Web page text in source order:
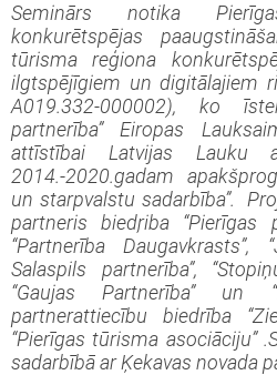
Seminārs notika
konkurētspējas
tūrisma reģiona
ilgtspējīgiem un digitālajiem
A019.332-000002), ko
partnerība” Eiropas
attīstībai Latvijas Lauku
2014.-2020.gadam
un starpvalstu sadarbība”.
partneris biedŗiba “Pierīgas
“Partnerība Daugavkrasts”,
Salaspils partnerība”,
“Gaujas Partnerība” un
partnerattiecību biedrība
“Pierīgas tūrisma asociāciju” .
sadarbībā ar Ķekavas novada